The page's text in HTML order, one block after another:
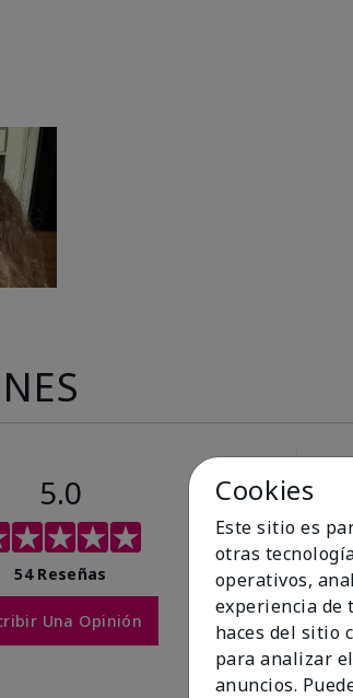
5.0
54 Reseñas
Una Opinión
Cookies
Este sitio es
otras
operativos,
experiencia de
haces del sitio
para analizar
anuncios.